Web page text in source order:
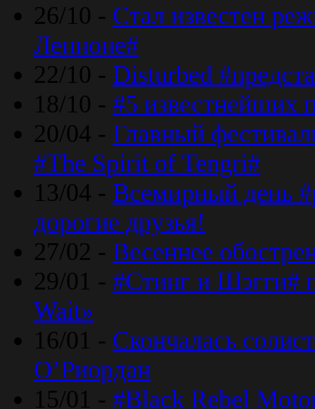
26/10 - Стал известен
Ленноне#
22/10 - Disturbed
18/10 - #5 известнейших
20/04 - Главный
#The Spirit of Tengri#
13/04 - Всемирный день
дорогие друзья!
27/02 - Весеннее
29/01 - #Стинг и Шэгги#
Wait»
16/01 - Скончалась
O’Риордан
15/01 - #Black Rebel